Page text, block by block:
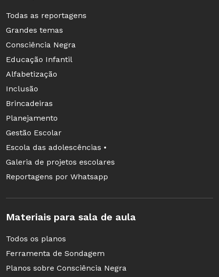
Todas as reportagens
Grandes temas
Consciência Negra
Educação Infantil
Alfabetização
Inclusão
Brincadeiras
Planejamento
Gestão Escolar
Escola das adolescências •
Galeria de projetos escolares
Reportagens por Whatsapp
Materiais para sala de aula
Todos os planos
Ferramenta de Sondagem
Planos sobre Consciência Negra